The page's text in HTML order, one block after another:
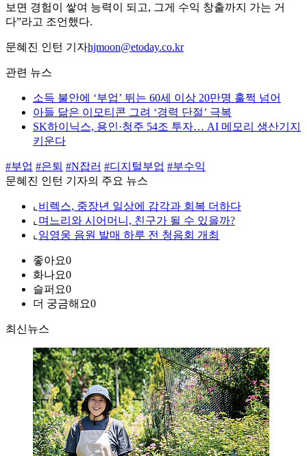
보면 경험이 쌓여 능력이 되고, 그게 수익 창출까지 가는 거
다”라고 조언했다.
문혜진 인턴 기자hjmoon@etoday.co.kr
관련 뉴스
소득 불안에 ‘부업’ 뛰는 60세 이상 20만명 훌쩍 넘어
아들 닮은 이모티콘 그려 ‘경력 단절’ 극복
SK하이닉스, 용인·청주 54조 투자… AI 메모리 생산기지
키운다
#부업 #은퇴 #N잡러 #디지털부업 #부수익
문혜진 인턴 기자의 주요 뉴스
⌞ 비렉스, 중장년 일상에 감각과 회복 더하다
⌞ 며느리와 시어머니, 친구가 될 수 있을까?
⌞ 임영웅 음원 발매 하루 전 청음회 개최
좋아요0
화나요0
슬퍼요0
더 궁금해요0
최신뉴스